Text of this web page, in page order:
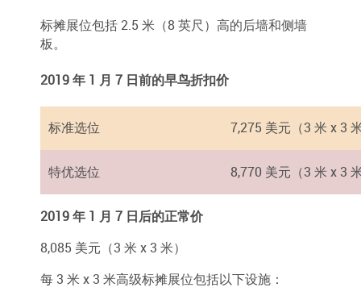
标摊展位包括 2.5 米（8 英尺）高的后墙和侧墙
板。
2019 年 1 月 7 日前的早鸟折扣价
标准选位 7,275 美元（3 米 x 3
特优选位 8,770 美元（3 米 x 3
2019 年 1 月 7 日后的正常价
8,085 美元（3 米 x 3 米）
每 3 米 x 3 米高级标摊展位包括以下设施：